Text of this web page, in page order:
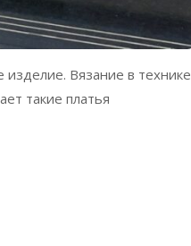
Вязание в технике
такие платья